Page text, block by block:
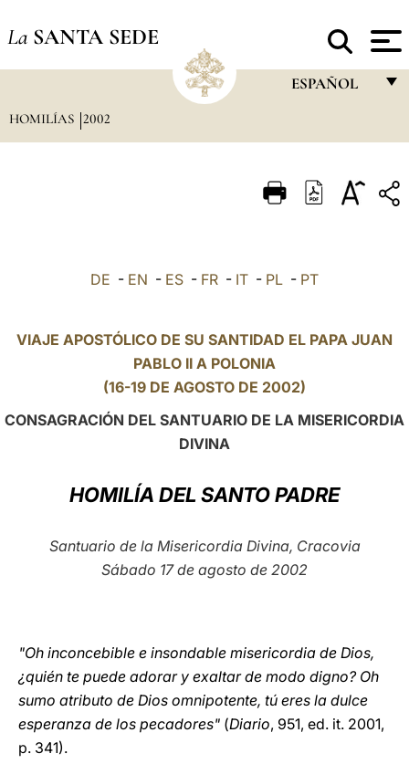
La SANTA SEDE
ESPAÑOL
ITALIANO
POLSKI
HOMILÍAS 2002
DE - EN - ES - FR - IT - PL - PT
VIAJE APOSTÓLICO DE SU SANTIDAD EL PAPA JUAN
PABLO II A POLONIA
(16-19 DE AGOSTO DE 2002)
CONSAGRACIÓN DEL SANTUARIO DE LA MISERICORDIA
DIVINA
HOMILÍA DEL SANTO PADRE
Santuario de la Misericordia Divina, Cracovia
Sábado 17 de agosto de 2002
"Oh inconcebible e insondable misericordia de Dios,
¿quién te puede adorar y exaltar de modo digno? Oh
sumo atributo de Dios omnipotente, tú eres la dulce
esperanza de los pecadores" (Diario, 951, ed. it. 2001,
p. 341).